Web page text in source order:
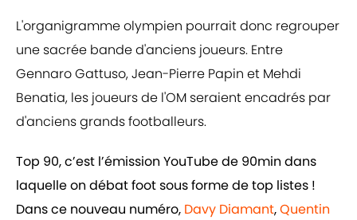
L'organigramme olympien pourrait donc regrouper
une sacrée bande d'anciens joueurs. Entre
Gennaro Gattuso, Jean-Pierre Papin et Mehdi
Benatia, les joueurs de l'OM seraient encadrés par
d'anciens grands footballeurs.
Top 90, c’est l’émission YouTube de 90min dans
laquelle on débat foot sous forme de top listes !
Dans ce nouveau numéro, Davy Diamant,Quentin